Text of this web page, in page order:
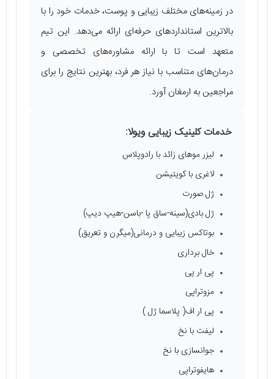
در زمینه‌های مختلف زیبایی و پوست، خدمات خود را با
بالاترین استانداردهای حرفه‌ای ارائه می‌دهد. این تیم
متعهد است تا با ارائه مشاوره‌های تخصصی و
درمان‌های متناسب با نیاز هر فرد، بهترین نتایج را برای
مراجعین به ارمغان آورد.
خدمات کلینیک زیبایی ویولا:
لیزر موهای زائد با رادوپلاس
لاغری با کویتیشن
ژل صورت
ژل بادی(سینه-ساق پا -باسن-هیپ دیپ)
بوتاکس زیبایی و درمانی(میگرن و تعریق)
خال برداری
پی ار پی
مزوتراپی
پی ار اف( پلاسما ژل )
لیفت با نخ
جوانسازی با نخ
هایفوتراپی